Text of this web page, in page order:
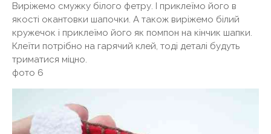
Виріжемо смужку білого фетру. І приклеїмо його в
якості окантовки шапочки. А також виріжемо білий
кружечок і приклеїмо його як помпон на кінчик шапки.
Клеїти потрібно на гарячий клей, тоді деталі будуть
триматися міцно.
фото 6